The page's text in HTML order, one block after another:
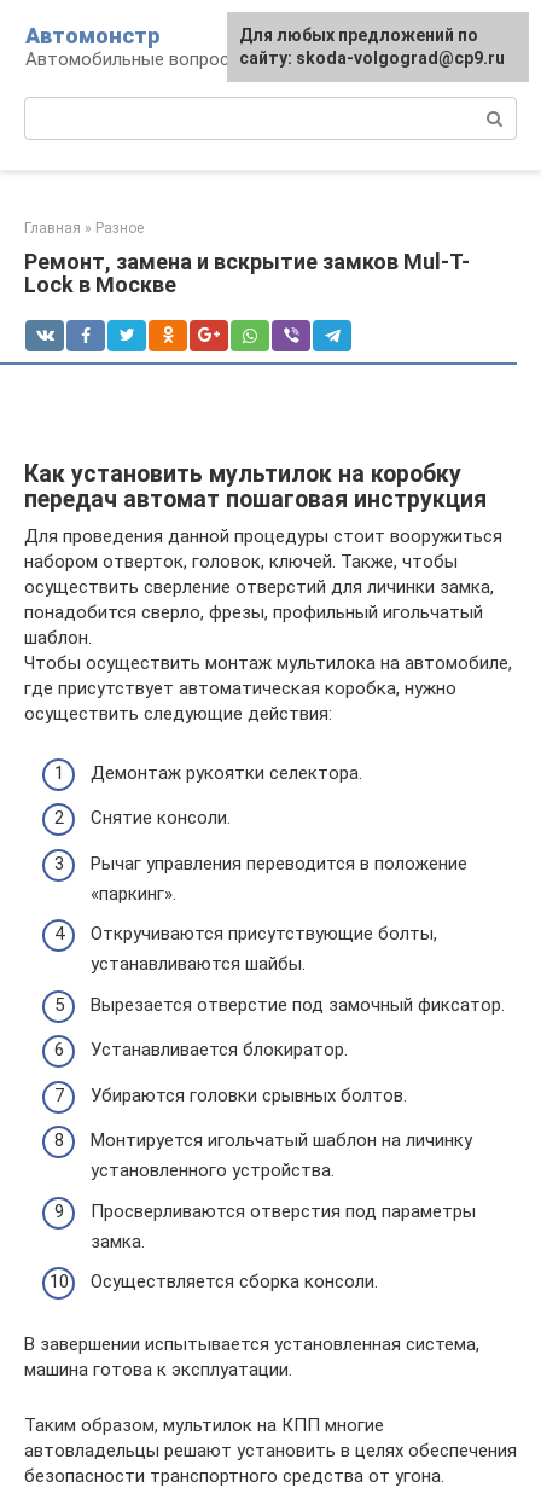
контенту
Автомонстр
Автомобильные вопросы и ответы
Главная » Разное
Ремонт, замена и вскрытие замков Mul-T-
Lock в Москве
Как установить мультилок на коробку
передач автомат пошаговая инструкция
Для проведения данной процедуры стоит вооружиться
набором отверток, головок, ключей. Также, чтобы
осуществить сверление отверстий для личинки замка,
понадобится сверло, фрезы, профильный игольчатый
шаблон.
Чтобы осуществить монтаж мультилока на автомобиле,
где присутствует автоматическая коробка, нужно
осуществить следующие действия:
Демонтаж рукоятки селектора.
Снятие консоли.
Рычаг управления переводится в положение
«паркинг».
Откручиваются присутствующие болты,
устанавливаются шайбы.
Вырезается отверстие под замочный фиксатор.
Устанавливается блокиратор.
Убираются головки срывных болтов.
Монтируется игольчатый шаблон на личинку
установленного устройства.
Просверливаются отверстия под параметры
замка.
Осуществляется сборка консоли.
В завершении испытывается установленная система,
машина готова к эксплуатации.
Таким образом, мультилок на КПП многие
автовладельцы решают установить в целях обеспечения
безопасности транспортного средства от угона.
Для любых предложений по
сайту: skoda-volgograd@cp9.ru